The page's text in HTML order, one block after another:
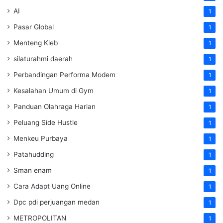
AI 1
Pasar Global 1
Menteng Kleb 1
silaturahmi daerah 1
Perbandingan Performa Modem 1
Kesalahan Umum di Gym 1
Panduan Olahraga Harian 1
Peluang Side Hustle 1
Menkeu Purbaya 1
Patahudding 1
Sman enam 1
Cara Adapt Uang Online 1
Dpc pdi perjuangan medan 1
METROPOLITAN 1